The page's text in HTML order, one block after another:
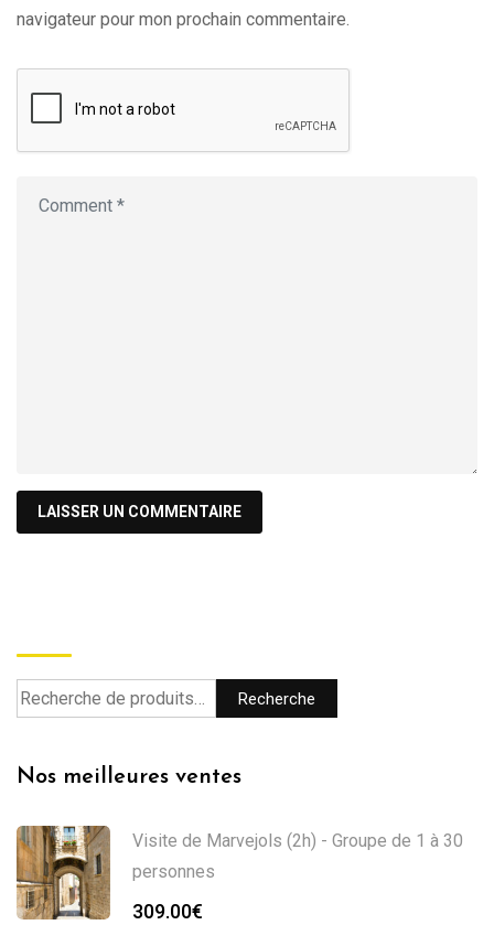
navigateur pour mon prochain commentaire.
Recherche
Nos meilleures ventes
Visite de Marvejols (2h) - Groupe de 1 à 30
personnes
309.00€